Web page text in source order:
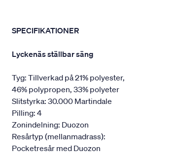
SPECIFIKATIONER
Lyckenäs ställbar säng
Tyg: Tillverkad på 21% polyester,
46% polypropen, 33% polyeter
Slitstyrka: 30.000 Martindale
Pilling: 4
Zonindelning: Duozon
Resårtyp (mellanmadrass):
Pocketresår med Duozon